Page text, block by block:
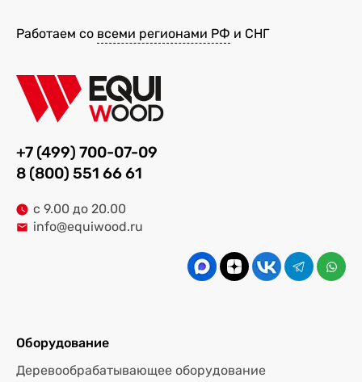
Работаем со всеми регионами РФ и СНГ
+7 (499) 700-07-09
8 (800) 551 66 61
с 9.00 до 20.00
info@equiwood.ru
Оборудование
Деревообрабатывающее оборудование